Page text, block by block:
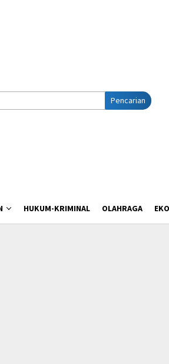
Pencarian
HUKUM-KRIMINAL OLAHRAGA